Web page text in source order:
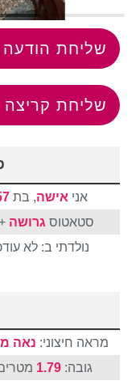
שליחת הודעה
שליחת קריצה
אני אישה, בת
סטאטוס גרושה 2
נולדתי ב: לא
מראה חיצוני: נאה
גובה:1.79